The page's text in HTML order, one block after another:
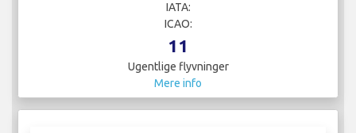
IATA:
ICAO:
11
Ugentlige flyvninger
Mere info